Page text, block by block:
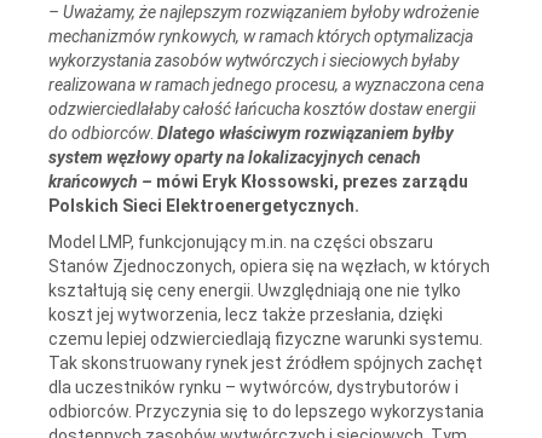
– Uważamy, że najlepszym rozwiązaniem byłoby wdrożenie
mechanizmów rynkowych, w ramach których optymalizacja
wykorzystania zasobów wytwórczych i sieciowych byłaby
realizowana w ramach jednego procesu, a wyznaczona cena
odzwierciedlałaby całość łańcucha kosztów dostaw energii
do odbiorców. Dlatego właściwym rozwiązaniem byłby
system węzłowy oparty na lokalizacyjnych cenach
krańcowych – mówi Eryk Kłossowski, prezes zarządu
Polskich Sieci Elektroenergetycznych.
Model LMP, funkcjonujący m.in. na części obszaru
Stanów Zjednoczonych, opiera się na węzłach, w których
kształtują się ceny energii. Uwzględniają one nie tylko
koszt jej wytworzenia, lecz także przesłania, dzięki
czemu lepiej odzwierciedlają fizyczne warunki systemu.
Tak skonstruowany rynek jest źródłem spójnych zachęt
dla uczestników rynku – wytwórców, dystrybutorów i
odbiorców. Przyczynia się to do lepszego wykorzystania